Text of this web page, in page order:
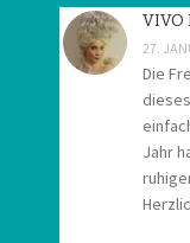
VIVO
27.
Die
Jahr